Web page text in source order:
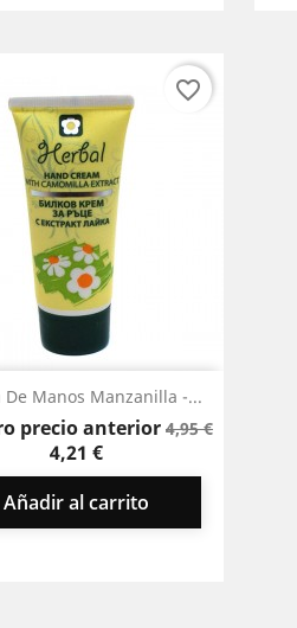
De Manos Manzanilla -...
precio anteriorPrecio
4,95 €Precio
4,21 €
Añadir al carrito
Vista rápida
favorite_border